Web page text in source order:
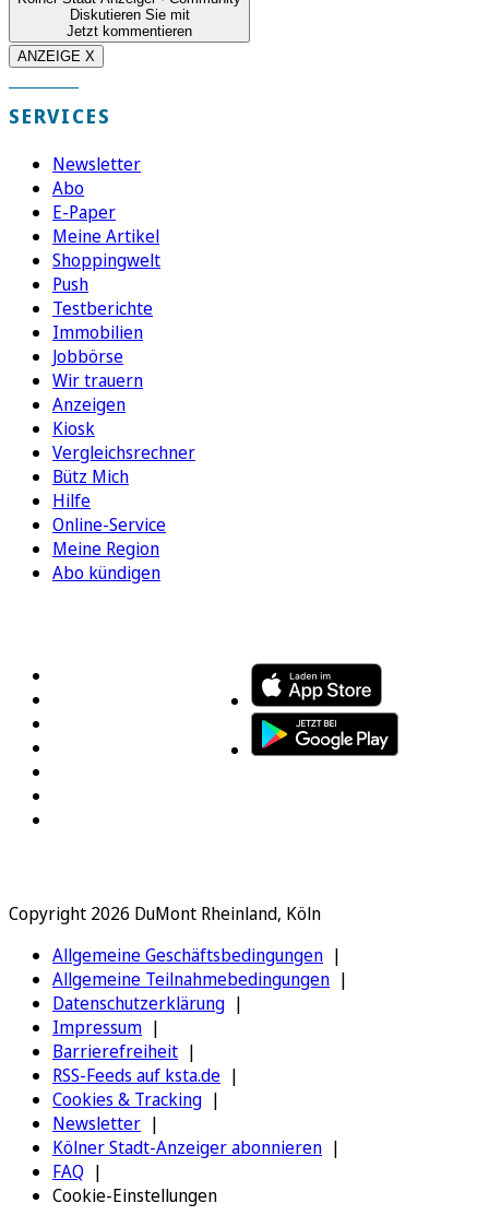
Diskutieren Sie mit
Jetzt kommentieren
ANZEIGE X
SERVICES
Newsletter
Abo
E-Paper
Meine Artikel
Shoppingwelt
Push
Testberichte
Immobilien
Jobbörse
Wir trauern
Anzeigen
Kiosk
Vergleichsrechner
Bütz Mich
Hilfe
Online-Service
Meine Region
Abo kündigen
Copyright 2026 DuMont Rheinland, Köln
Allgemeine Geschäftsbedingungen
Allgemeine Teilnahmebedingungen
Datenschutzerklärung
Impressum
Barrierefreiheit
RSS-Feeds auf ksta.de
Cookies & Tracking
Newsletter
Kölner Stadt-Anzeiger abonnieren
FAQ
Cookie-Einstellungen